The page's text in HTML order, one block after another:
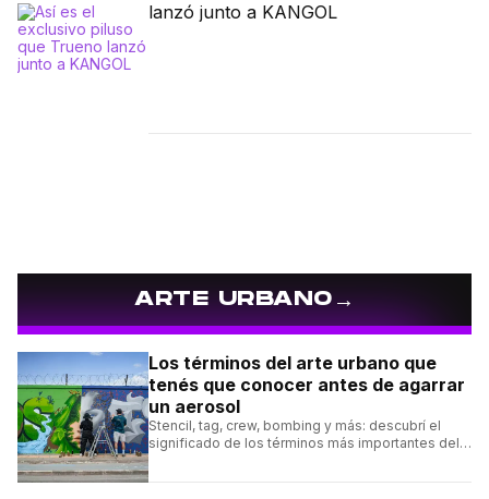
lanzó junto a KANGOL
ARTE URBANO→
Los términos del arte urbano que
tenés que conocer antes de agarrar
un aerosol
Stencil, tag, crew, bombing y más: descubrí el
significado de los términos más importantes del